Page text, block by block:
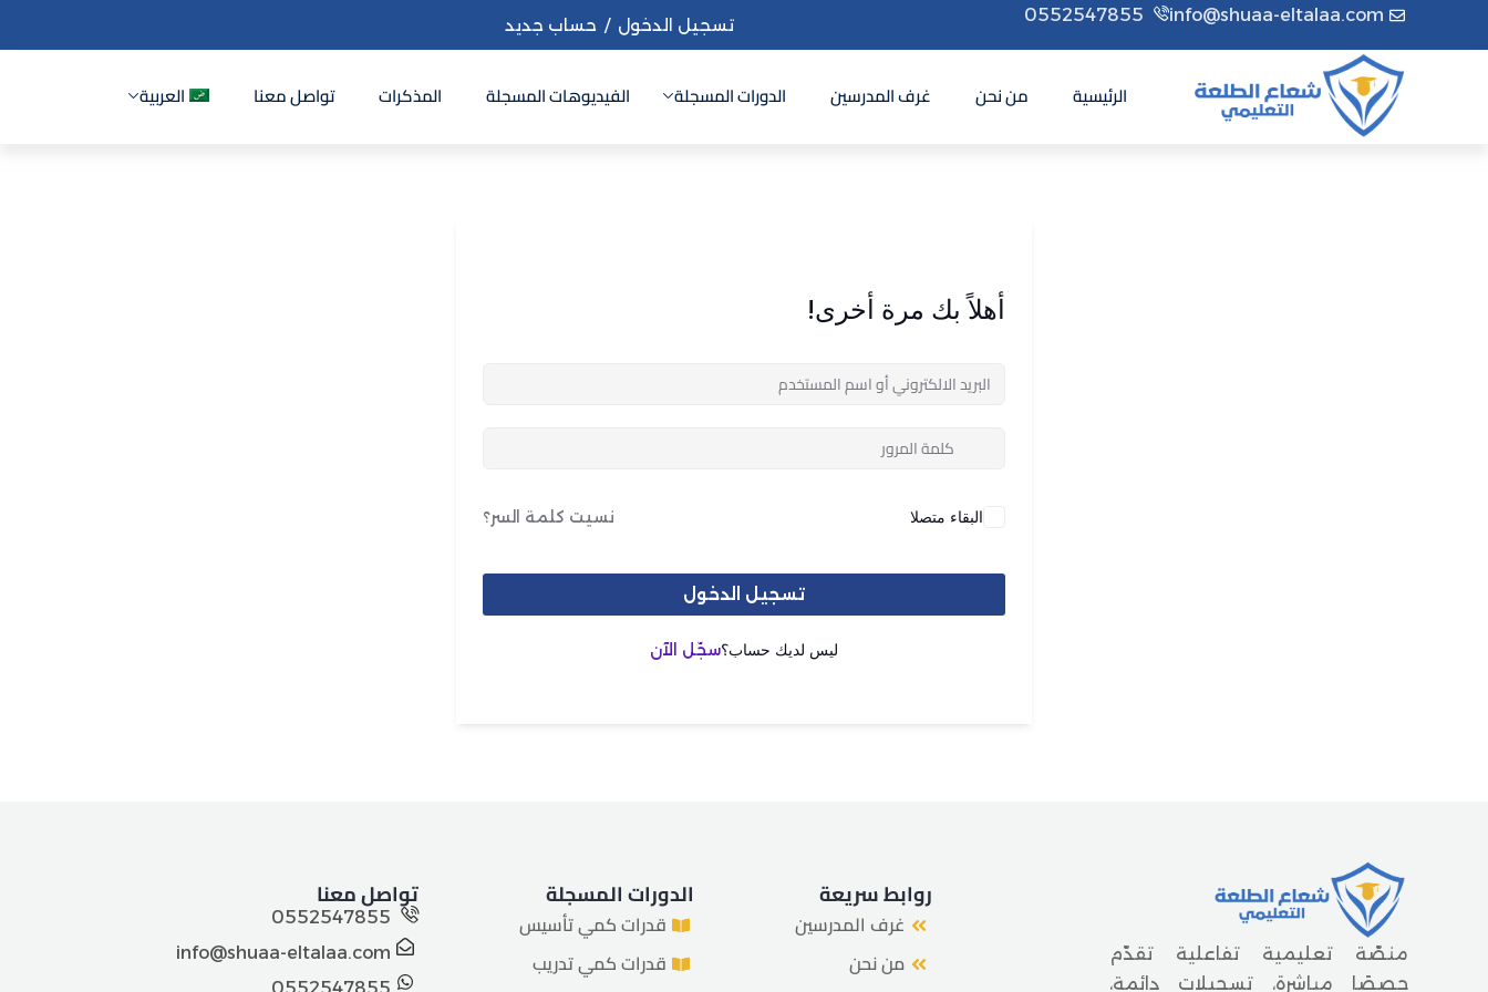
info@shuaa-eltalaa.com
0552547855 تسجيل الدخول / حساب جديد
الرئيسية من نحن غرف المدرسين الدورات المسجلة الفيديوهات المسجلة المذكرات تواصل معنا العربية
أهلاً بك مرة أخرى!
البقاء متصلا نسيت كلمة السر؟
تسجيل الدخول
ليس لديك حساب؟سجّل الآن
منصّة تعليمية تفاعلية تقدّم
حصصًا مباشرة، تسجيلات دائمة،
روابط سريعة
غرف المدرسين
من نحن
الدورات المسجلة
قدرات كمي تأسيس
قدرات كمي تدريب
تواصل معنا
0552547855
info@shuaa-eltalaa.com
Don’t have an account?Sign up
تذكرني هل فقدت كلمة المرور الخاصة بك؟